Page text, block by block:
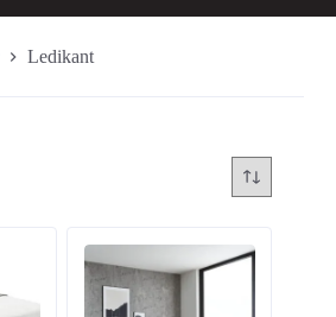
Ledikant